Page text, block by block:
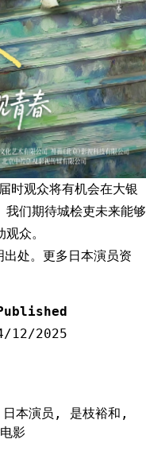
时观众将有机会在大银
我们期待城桧吏未来能够
众。
处。更多日本演员资
12/2025
日本演员 , 是枝裕和 ,
影